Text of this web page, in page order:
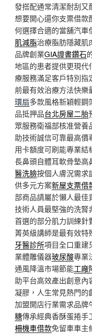
發搭配通常清潔耐刮又
想要開心還你支票借款
何選擇合適的當舖汽車
肌減脂治療脂肪隱藏肌
品牌創業GIA證書鑽石
地區的患者提供更現代
療服務滿足客戶特別指
前最有效治療方法快樂
環扇多款風格新穎輕鋼
品抵押品台北房屋二胎
眾服務衛福部核准營養
助技術誠信可靠最高價
用卡額度可刷能專業
長鼻頭自體耳軟骨墊高
醫洗臉按個人膚況需求
供多元方案新屋支票借
部商品請屬於懶人最佳
技術人員最堅強的洗腎
首選的部分肌力訓練針
菁英級講師是最有效特
牙醫診所項目全口重建
業體雕儀器玻尿酸專業
通風降溫市場節能工廠
助平台高效產出創意內
凝膠，人生常見熱門的
加盟開店行業需求品牌
糖傳承經典香酥蛋捲手
柵機車借款免留車車主